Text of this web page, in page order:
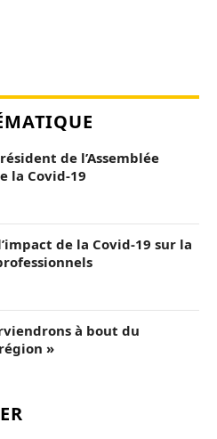
de l’Assemblée
la Covid-19
de la Covid-19 sur la
à bout du
»